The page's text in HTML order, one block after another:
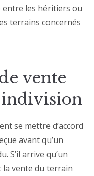
entre les héritiers ou
terrains concernés
vente
indivision
se mettre d’accord
avant qu’un
S’il arrive qu’un
la vente du terrain